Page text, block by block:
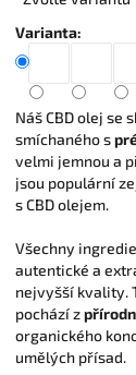
Varianta:
Náš CBD olej se
smíchaného s
velmi jemnou a
jsou populární
s CBD olejem.
Všechny
autentické a
nejvyšší kvality.
pochází z
organického
umělých přísad.